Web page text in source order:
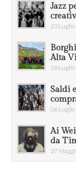
Jazz
23
Alta
18
Saldi
06
Ai
da
27